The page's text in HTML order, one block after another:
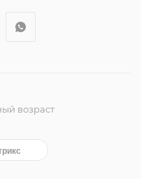
возраст